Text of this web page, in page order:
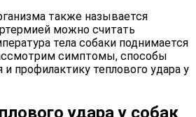
также называется
можно считать
тела собаки поднимается
симптомы, способы
профилактику теплового удара у
удара у собак